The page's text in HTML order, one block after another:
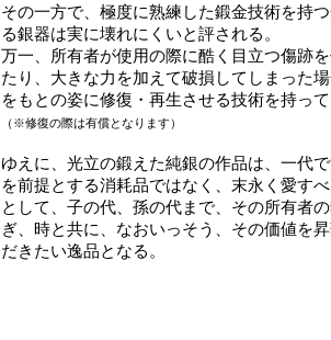
その一方で、極度に熟練した鍛金技術を持
る銀器は実に壊れにくいと評される。
万一、所有者が使用の際に酷く目立つ傷跡
たり、大きな力を加えて破損してしまった
をもとの姿に修復・再生させる技術を持っ
（※修復の際は有償となります）
ゆえに、光立の鍛えた純銀の作品は、一代
を前提とする消耗品ではなく、末永く愛す
として、子の代、孫の代まで、その所有者
ぎ、時と共に、なおいっそう、その価値を
だきたい逸品となる。